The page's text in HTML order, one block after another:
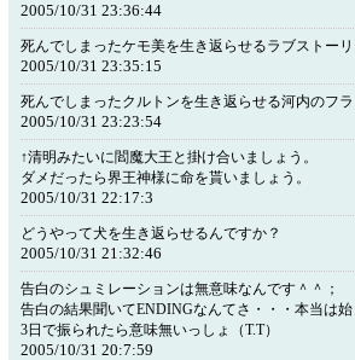
2005/10/31 23:36:44
死んでしまったケモ美を生き返らせるラブストー
2005/10/31 23:35:15
死んでしまったクルトンを生き返らせる河内のフ
2005/10/31 23:23:54
↑清明みたいに閻魔大王と掛け合いましょう。
ダメだったら界王神様に命を貰いましょう。
2005/10/31 22:17:3
どうやって犬を生き返らせるんですか？
2005/10/31 21:32:46
告白のシュミレーションは無意味なんです＾＾；
告白の結果聞いてENDINGなんてさ・・・本当は
3日で振られたら意味無いっしょ（T.T）
2005/10/31 20:7:59